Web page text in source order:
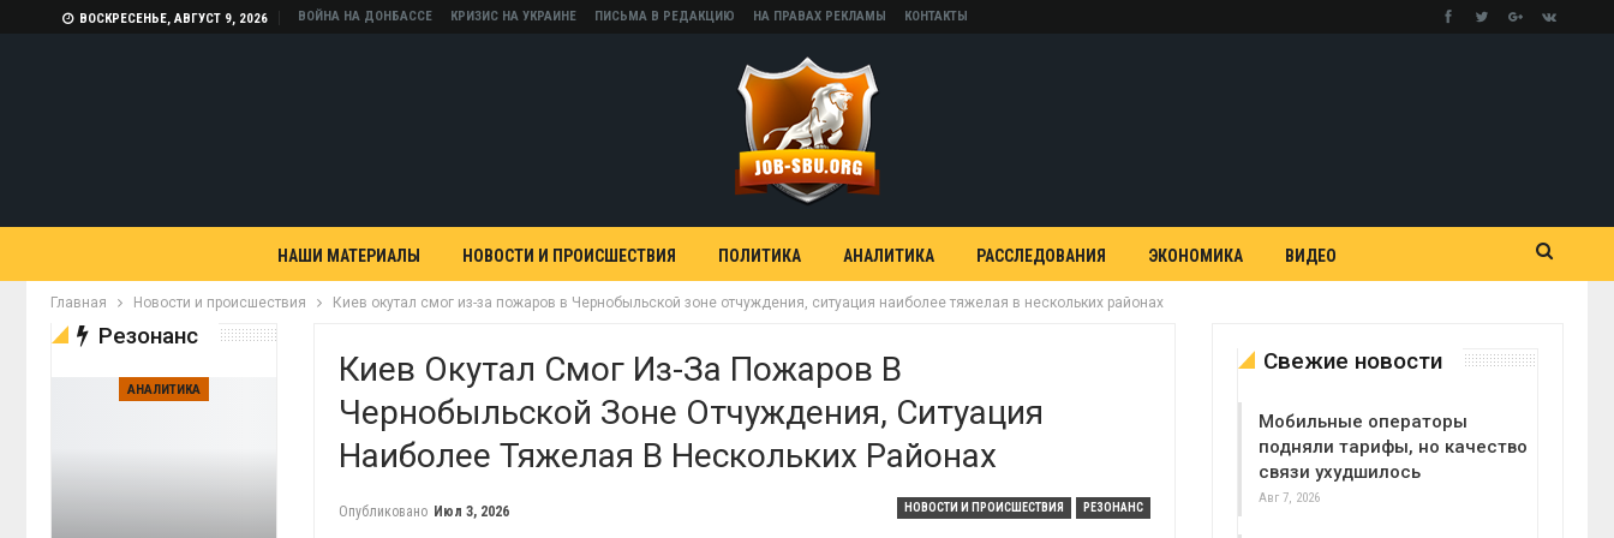
ВОСКРЕСЕНЬЕ, АВГУСТ 9, 2026 ВОЙНА НА ДОНБАССЕ КРИЗИС НА УКРАИНЕ ПИСЬМА В РЕДАКЦИЮ НА ПРАВАХ РЕКЛАМЫ КОНТАКТЫ
НАШИ МАТЕРИАЛЫ НОВОСТИ И ПРОИСШЕСТВИЯ ПОЛИТИКА АНАЛИТИКА РАССЛЕДОВАНИЯ ЭКОНОМИКА ВИДЕО
Главная Новости и происшествия Киев окутал смог из-за пожаров в Чернобыльской зоне отчуждения, ситуация наиболее тяжелая в нескольких районах
Киев Окутал Смог Из-За Пожаров В
Чернобыльской Зоне Отчуждения, Ситуация
Наиболее Тяжелая В Нескольких Районах
НОВОСТИ И ПРОИСШЕСТВИЯ РЕЗОНАНС
Опубликовано Июл 3, 2026
Свежие новости
Мобильные операторы
подняли тарифы, но качество
связи ухудшилось
Авг 7, 2026
Резонанс
АНАЛИТИКА